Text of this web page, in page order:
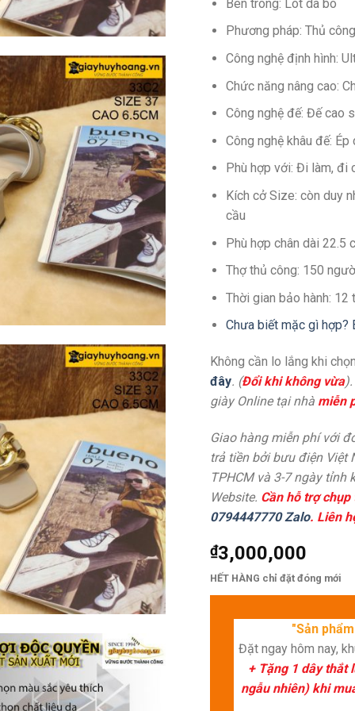
Bên trong: Lót da bò
Phương pháp: Thủ
Công nghệ định hình:
Chức năng nâng cao:
Công nghệ đế: Đế cao
Công nghệ khâu đế:
Phù hợp với: Đi làm, đi
Kích cở Size: còn duy
cầu
Phù hợp chân dài 22.5
Thợ thủ công: 150
Thời gian bảo hành:
Chưa biết mặc gì
Không cần lo lắng khi
đây. (Đổi khi không vừa).
giày Online tại nhà miễn
Giao hàng miễn phí với
trả tiền bởi bưu điện Việt
TPHCM và 3-7 ngày tỉnh
Website. Cần hỗ trợ
0794447770 Zalo. Liên
₫3,000,000
HẾT HÀNG chỉ đặt đóng mới
"Sản
Đặt ngay hôm nay,
+ Tặng 1 dây thắt
ngẫu nhiên) khi